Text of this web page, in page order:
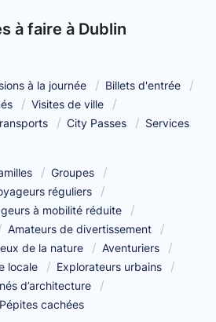
à faire à Dublin
à la journée
Billets d'entrée
Visites de ville
City Passes Services
Groupes
réguliers
à mobilité réduite
Amateurs de divertissement
de la nature
Aventuriers
locale
Explorateurs urbains
d’architecture
Pépites cachées